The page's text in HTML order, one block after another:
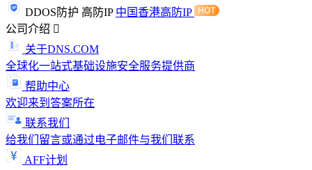
DDOS防护 高防IP 中国香港高防IP
公司介绍
关于DNS.COM
全球化一站式基础设施安全服务提供商
帮助中心
欢迎来到答案所在
联系我们
给我们留言或通过电子邮件与我们联系
AFF计划